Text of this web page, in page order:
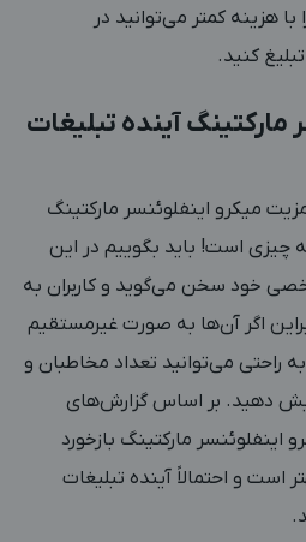
هزینه کمتر می‌توانید در
کنید.
مارکتینگ آینده تبلیغات
میکرو اینفلوئنسر مارکتینگ
است! باید بگوییم در این
خود سخن می‌گوید و کاربران به
اگر آن‌ها به صورت غیرمستقیم
راحتی می‌توانید تعداد مخاطبان و
دهید. بر اساس گزارش‌های
اینفلوئنسر مارکتینگ بازخورد
است و احتمالاً آینده تبلیغات